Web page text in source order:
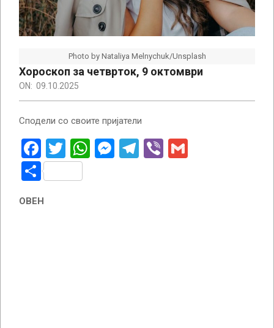
Photo by Nataliya Melnychuk/Unsplash
Хороскоп за четврток, 9 октомври
ON: 09.10.2025
Сподели со своите пријатели
Facebook
Twitter
WhatsApp
Messenger
Telegram
Viber
Share
ОВЕН